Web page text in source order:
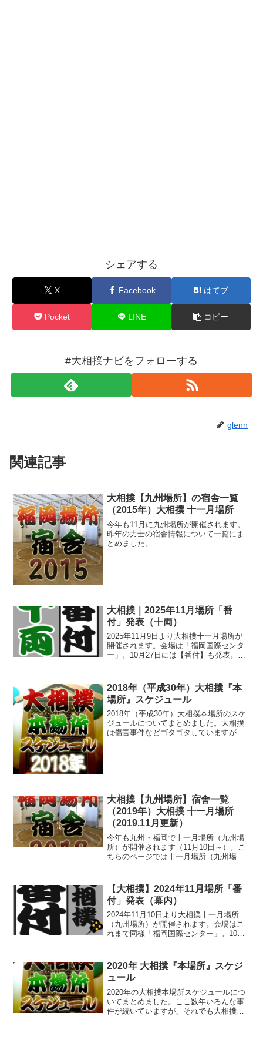
シェアする
X Facebook はてブ
Pocket LINE コピー
#大相撲ナビをフォローする
glenn
関連記事
大相撲【九州場所】の宿舎一覧
（2015年）大相撲 十一月場所
今年も11月に九州場所が開催されます。
昨年の力士の宿舎情報について一覧にま
とめました。
大相撲｜2025年11月場所「番
付」発表（十両）
2025年11月9日より大相撲十一月場所が
開催されます。会場は「福岡国際センタ
ー」。10月27日には【番付】も発表。
2018年（平成30年）大相撲『本
場所』スケジュール
2018年（平成30年）大相撲本場所のスケ
ジュールについてまとめました。大相撲
は傷害事件などゴタゴタしていますが、
大相撲【九州場所】宿舎一覧
（2019年）大相撲 十一月場所
（2019.11月更新）
今年も九州・福岡で十一月場所（九州場
所）が開催されます（11月10日～）。こ
ちらのページでは十一月場所（九州場
お役立てください！
【大相撲】2024年11月場所「番
付」発表（幕内）
2024年11月10日より大相撲十一月場所
（九州場所）が開催されます。会場はこ
れまで同様「福岡国際センター」。10月
たので、ご覧ください！
2020年 大相撲『本場所』スケジ
ュール
2020年の大相撲本場所スケジュールにつ
いてまとめました。ここ数年いろんな事
件が続いていますが、それでも大相撲人